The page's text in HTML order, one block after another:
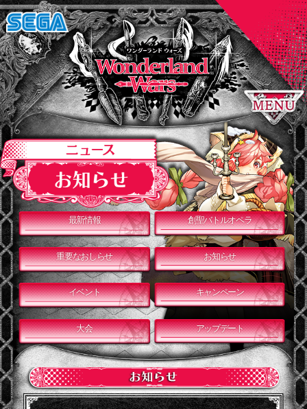
最新情報 創聖バトルオペラ
重要なおしらせ お知らせ
イベント キャンペーン
大会 アップデート